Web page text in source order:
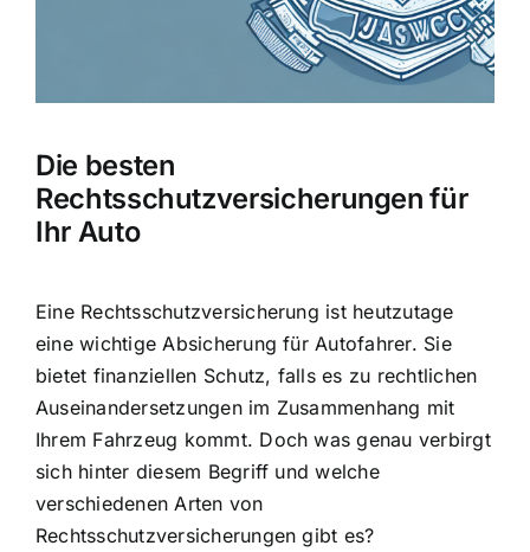
Weitere Tarifvergleiche
Hilfe und Kontakt
Die besten
Rechtsschutzversicherungen für
Ihr Auto
Eine Rechtsschutzversicherung ist heutzutage
eine wichtige Absicherung für Autofahrer. Sie
bietet finanziellen Schutz, falls es zu rechtlichen
Auseinandersetzungen im Zusammenhang mit
Ihrem Fahrzeug kommt. Doch was genau verbirgt
sich hinter diesem Begriff und welche
verschiedenen Arten von
Rechtsschutzversicherungen gibt es?